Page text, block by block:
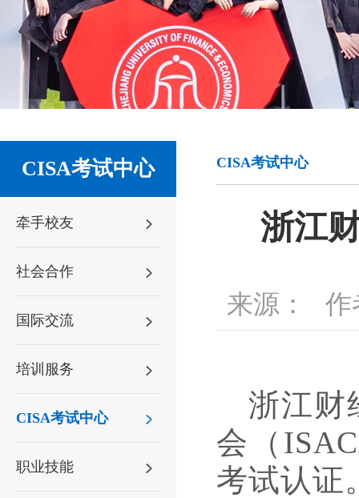
CISA考试中心
牵手校友
社会合作
国际交流
培训服务
CISA考试中心
职业技能
CISA考试中心
浙江
来源： 作
浙江财
会（
考试认证